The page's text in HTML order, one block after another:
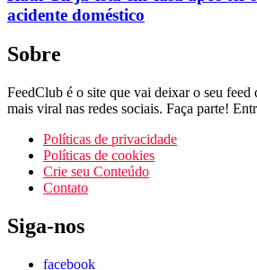
acidente doméstico
Sobre
FeedClub é o site que vai deixar o seu feed
mais viral nas redes sociais. Faça parte!
Políticas de privacidade
Políticas de cookies
Crie seu Conteúdo
Contato
Siga-nos
facebook